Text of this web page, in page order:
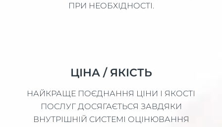
ПРИ НЕОБХІДНОСТІ.
ЦІНА / ЯКІСТЬ
НАЙКРАЩЕ ПОЄДНАННЯ ЦІНИ І ЯКОСТІ
ПОСЛУГ ДОСЯГАЄТЬСЯ ЗАВДЯКИ
ВНУТРІШНІЙ СИСТЕМІ ОЦІНЮВАННЯ